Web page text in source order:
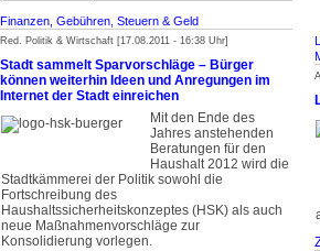
Finanzen, Gebühren, Steuern & Geld
Red. Politik & Wirtschaft [17.08.2011 - 16:38 Uhr]
Stadt sammelt Sparvorschläge – Bürger
können weiterhin Ideen und Anregungen im
Internet der Stadt einreichen
Mit den Ende des
Jahres anstehenden
Beratungen für den
Haushalt 2012 wird die
Stadtkämmerei der Politik sowohl die
Fortschreibung des
Haushaltssicherheitskonzeptes (HSK) als auch
neue Maßnahmenvorschläge zur
Konsolidierung vorlegen.